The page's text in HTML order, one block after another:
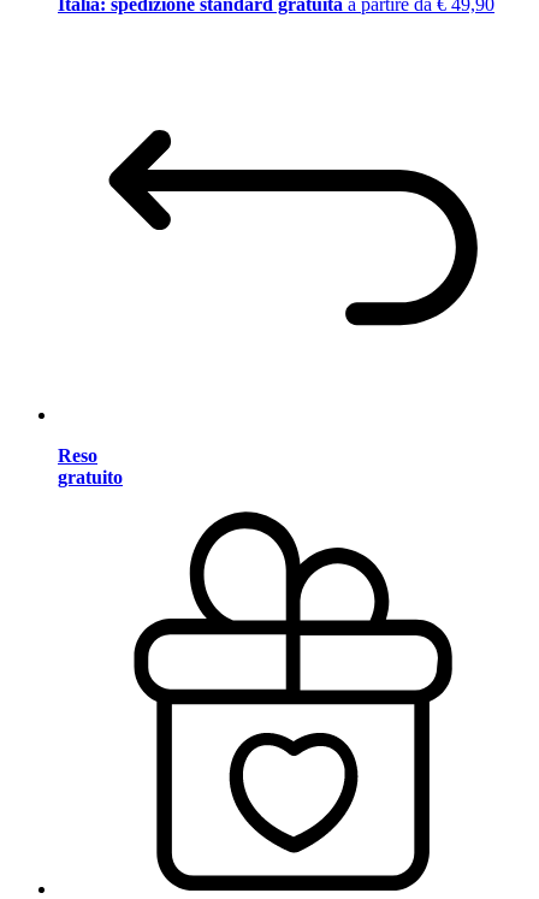
Italia: spedizione standard gratuita a partire da € 49,90
Reso
gratuito